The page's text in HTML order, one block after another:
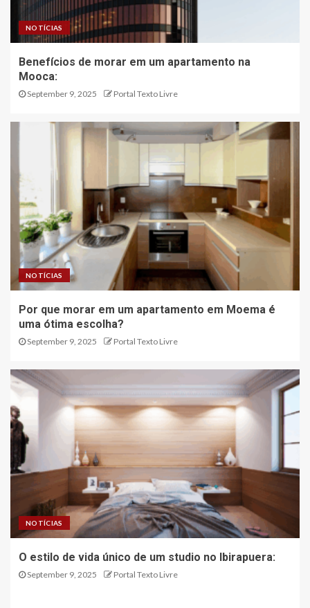
NOTÍCIAS
Benefícios de morar em um apartamento na
Mooca:
September 9, 2025 Portal Texto Livre
NOTÍCIAS
Por que morar em um apartamento em Moema é
uma ótima escolha?
September 9, 2025 Portal Texto Livre
NOTÍCIAS
O estilo de vida único de um studio no Ibirapuera:
September 9, 2025 Portal Texto Livre